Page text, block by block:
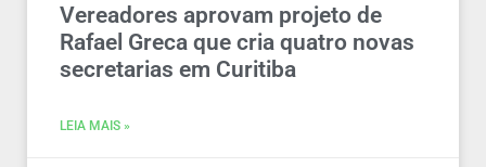
Vereadores aprovam projeto de
Rafael Greca que cria quatro novas
secretarias em Curitiba
LEIA MAIS »